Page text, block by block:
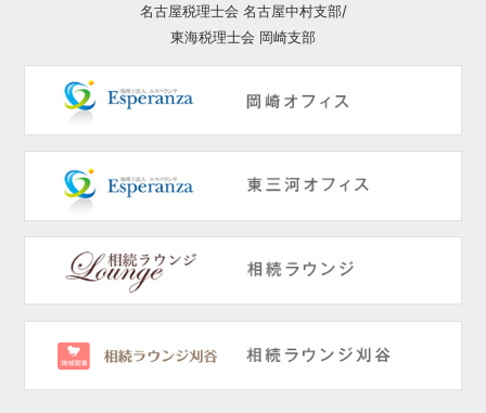
名古屋税理士会 名古屋中村支部/
東海税理士会 岡崎支部